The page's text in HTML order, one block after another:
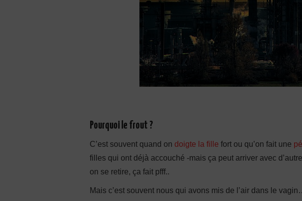
Pourquoi le frout ?
C’est souvent quand on doigte la fille fort ou qu’on fait une
filles qui ont déjà accouché -mais ça peut arriver avec
on se retire, ça fait pfff..
Mais c’est souvent nous qui avons mis de l’air dans le